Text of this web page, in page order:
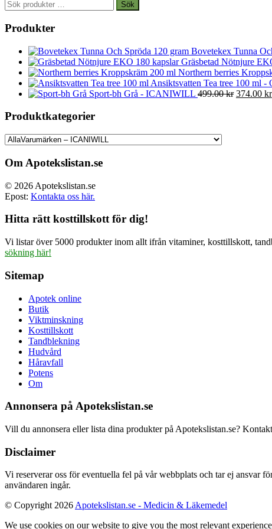
Sök
efter:
Sök
Produkter
Bovetekex Tunna
Gräsbetad Nötnjure
Northern berries
Ansiktsvatten Tea tree 100 ml -
Sport-bh Grå - ICANIWILL 499.00kr Det
374.00 kr
Produktkategorier
Om Apotekslistan.se
© 2026 Apotekslistan.se
Epost: Kontakta oss här.
Hitta rätt kosttillskott för dig!
Vi listar över 5000 produkter inom allt ifrån vitaminer, kosttillskott,
sökning här!
Sitemap
Apotek online
Butik
Viktminskning
Kosttillskott
Tandblekning
Hudvård
Håravfall
Potens
Om
Annonsera på Apotekslistan.se
Vill du annonsera eller lista dina produkter på Apotekslistan.se?
Disclaimer
Vi reserverar oss för eventuella fel på vår webbplats och tar ej ansvar
användaren ingår.
© Copyright 2026 Apotekslistan.se - Medicin & Läkemedel
We use cookies on our website to give you the most relevant